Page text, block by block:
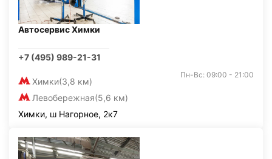
Автосервис Химки
+7 (495) 989-21-31
Химки(3,8 км)
Левобережная(5,6 км)
Пн-Вс: 09:00 - 21:00
Химки, ш Нагорное, 2к7